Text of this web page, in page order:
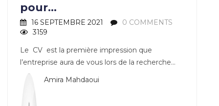
pour...
16 SEPTEMBRE 2021
0 COMMENTS
3159
Le CV est la première impression que
l’entreprise aura de vous lors de la recherche…
Amira Mahdaoui